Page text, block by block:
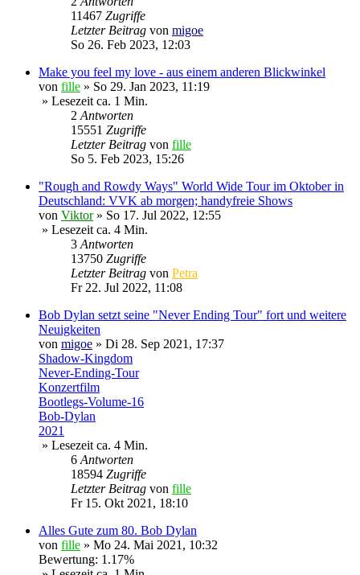
11467 Zugriffe
Letzter Beitrag von migoe
So 26. Feb 2023, 12:03
Make you feel my love - aus einem anderen Blickwinkel
von fille » So 29. Jan 2023, 11:19
» Lesezeit ca. 1 Min.
2Antworten
15551 Zugriffe
Letzter Beitrag von fille
So 5. Feb 2023, 15:26
"Rough and Rowdy Ways" World Wide Tour im Oktober in
Deutschland: VVK ab morgen; handyfreie Shows
von Viktor» So 17. Jul 2022, 12:55
» Lesezeit ca. 4 Min.
3Antworten
13750 Zugriffe
Letzter Beitrag von Petra
Fr 22. Jul 2022, 11:08
Bob Dylan setzt seine "Never Ending Tour" fort und weitere
Neuigkeiten
von migoe » Di 28. Sep 2021, 17:37
Shadow-Kingdom
Never-Ending-Tour
Konzertfilm
Bootlegs-Volume-16
Bob-Dylan
2021
» Lesezeit ca. 4 Min.
6Antworten
18594 Zugriffe
Letzter Beitrag von fille
Fr 15. Okt 2021, 18:10
Alles Gute zum 80. Bob Dylan
von fille » Mo 24. Mai 2021, 10:32
Bewertung: 1.17%